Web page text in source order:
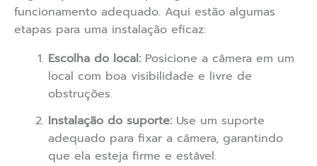
funcionamento adequado. Aqui estão algumas
etapas para uma instalação eficaz:
Escolha do local: Posicione a câmera em um
local com boa visibilidade e livre de
obstruções.
Instalação do suporte: Use um suporte
adequado para fixar a câmera, garantindo
que ela esteja firme e estável.